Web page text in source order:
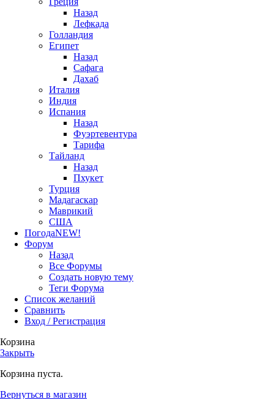
Назад
Лефкада
Голландия
Египет
Назад
Сафага
Дахаб
Италия
Индия
Испания
Назад
Фуэртевентура
Тарифа
Тайланд
Назад
Пхукет
Турция
Мадагаскар
Маврикий
США
ПогодаNEW!
Форум
Назад
Все Форумы
Создать новую тему
Теги Форума
Список желаний
Сравнить
Вход / Регистрация
Корзина
Закрыть
Корзина пуста.
Вернуться в магазин